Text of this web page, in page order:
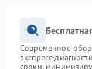
Современное
экспресс-
сроки,